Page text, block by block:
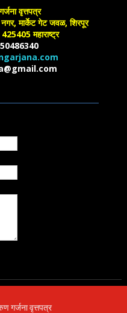
वृत्तपत्र
नगर, मार्केट गेट जवळ, शिरपूर
महाराष्ट्र
गर्जना वृत्तपत्र